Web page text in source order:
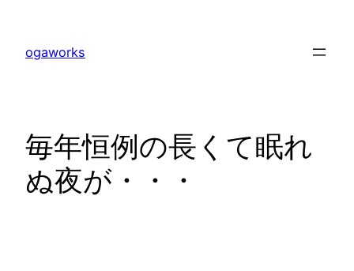
ogaworks
毎年恒例の長くて眠れ
ぬ夜が・・・